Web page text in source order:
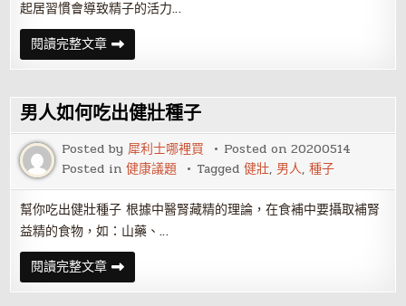
起居習慣會導致精子的活力…
閱讀完整文章想
要
健
種
子
應
該
吃
些
什
男人如何吃出健壯種子
Posted by犀利士哪裡買 Posted on20200514
Posted in健康議題 Tagged健壯, 男人,種子
幫你吃出健壯種子 根據中醫腎藏精的理論，在食補中要攝取補腎
益精的食物，如：山藥、…
閱讀完整文章男
人
如